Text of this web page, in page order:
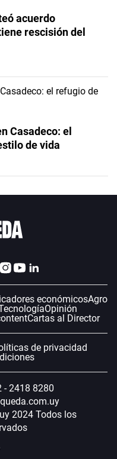
acuerdo
rescisión del
Casadeco: el
de vida
económicosAgro
Opinión
Cartas al Director
de privacidad
- 2418 8280
2024 Todos los